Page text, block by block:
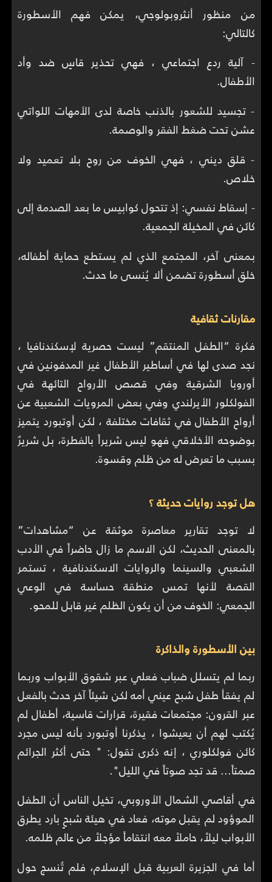
من منظور أنثروبولوجي، يمكن فهم الأسطورة
كالتالي:
- آلية ردع اجتماعي ، فهي تحذير قاسٍ ضد وأد
الأطفال.
- تجسيد للشعور بالذنب خاصة لدى الأمهات اللواتي
عشن تحت ضغط الفقر والوصمة.
- قلق ديني ، فهي الخوف من روح بلا تعميد ولا
خلاص.
- إسقاط نفسي: إذ تتحول كوابيس ما بعد الصدمة إلى
كائن في المخيلة الجمعية.
بمعنى آخر، المجتمع الذي لم يستطع حماية أطفاله،
خلق أسطورة تضمن ألا يُنسى ما حدث.
مقارنات ثقافية
فكرة “الطفل المنتقم” ليست حصرية لإسكندنافيا ،
نجد صدى لها في أساطير الأطفال غير المدفونين في
أوروبا الشرقية وفي قصص الأرواح التائهة في
الفولكلور الأيرلندي وفي بعض المرويات الشعبية عن
أرواح الأطفال في ثقافات مختلفة ، لكن أوتبورد يتميز
بوضوحه الأخلاقي فهو ليس شريراً بالفطرة، بل شريرٌ
بسبب ما تعرض له من ظلم وقسوة.
هل توجد روايات حديثة ؟
لا توجد تقارير معاصرة موثقة عن “مشاهدات”
بالمعنى الحديث، لكن الاسم ما زال حاضراً في الأدب
الشعبي والسينما والروايات الاسكندنافية ، تستمر
القصة لأنها تمس منطقة حساسة في الوعي
الجمعي: الخوف من أن يكون الظلم غير قابل للمحو.
بين الأسطورة والذاكرة
ربما لم يتسلل ضباب فعلي عبر شقوق الأبواب وربما
لم يفقأ طفل شبح عيني أمه لكن شيئاً آخر حدث بالفعل
عبر القرون: مجتمعات فقيرة، قرارات قاسية، أطفال لم
يُكتب لهم أن يعيشوا ، يذكرنا أوتبورد بأنه ليس مجرد
كائن فولكلوري ، إنه ذكرى تقول: " حتى أكثر الجرائم
صمتاً… قد تجد صوتاً في الليل".
في أقاصي الشمال الأوروبي، تخيل الناس أن الطفل
الموؤود لم يقبل موته، فعاد في هيئة شبحٍ بارد يطرق
الأبواب ليلاً، حاملاً معه انتقاماً مؤجلاً من عالم ظلمه.
أما في الجزيرة العربية قبل الإسلام، فلم تُنسج حول